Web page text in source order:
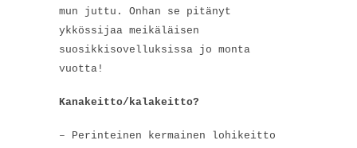
mun juttu. Onhan se pitänyt
ykkössijaa meikäläisen
suosikkisovelluksissa jo monta
vuotta!
Kanakeitto/kalakeitto?
– Perinteinen kermainen lohikeitto